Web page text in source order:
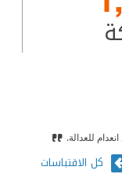
للعدالة.
كل الاقتباسات